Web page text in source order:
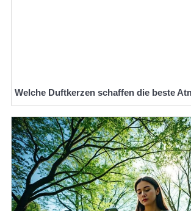
Welche Duftkerzen schaffen die beste